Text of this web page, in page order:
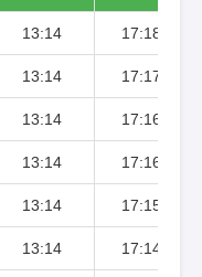
13:14 17:18
13:14 17:17
13:14 17:16
13:14 17:16
13:14 17:15
13:14 17:14